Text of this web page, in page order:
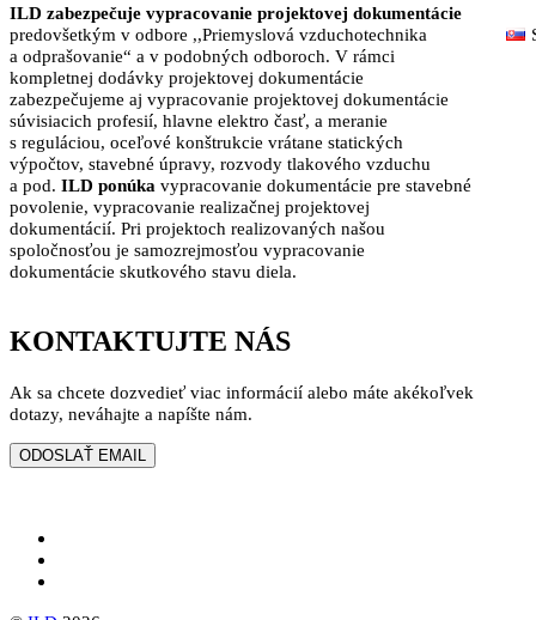
ILD zabezpečuje vypracovanie projektovej dokumentácie
predovšetkým v odbore ,,Priemyslová vzduchotechnika
a odprašovanie“ a v podobných odboroch. V rámci
kompletnej dodávky projektovej dokumentácie
zabezpečujeme aj vypracovanie projektovej dokumentácie
súvisiacich profesií, hlavne elektro časť, a meranie
s reguláciou, oceľové konštrukcie vrátane statických
výpočtov, stavebné úpravy, rozvody tlakového vzduchu
a pod. ILD ponúka vypracovanie dokumentácie pre stavebné
povolenie, vypracovanie realizačnej projektovej
dokumentácií. Pri projektoch realizovaných našou
spoločnosťou je samozrejmosťou vypracovanie
dokumentácie skutkového stavu diela.
KONTAKTUJTE NÁS
Ak sa chcete dozvedieť viac informácií alebo máte akékoľvek
dotazy, neváhajte a napíšte nám.